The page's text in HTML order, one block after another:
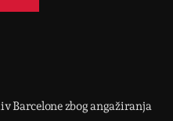
Barcelone zbog angažiranja